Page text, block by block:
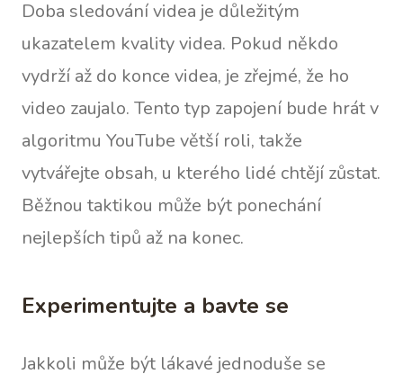
Doba sledování videa je důležitým
ukazatelem kvality videa. Pokud někdo
vydrží až do konce videa, je zřejmé, že ho
video zaujalo. Tento typ zapojení bude hrát v
algoritmu YouTube větší roli, takže
vytvářejte obsah, u kterého lidé chtějí zůstat.
Běžnou taktikou může být ponechání
nejlepších tipů až na konec.
Experimentujte a bavte se
Jakkoli může být lákavé jednoduše se